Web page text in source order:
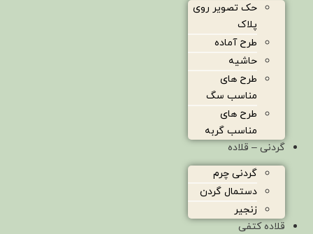
حک تصویر روی
پلاک
طرح آماده
حاشیه
طرح های
مناسب سگ
طرح های
مناسب گربه
گردنی – قلاده
گردنی چرم
دستمال گردن
زنجیر
قلاده کتفی